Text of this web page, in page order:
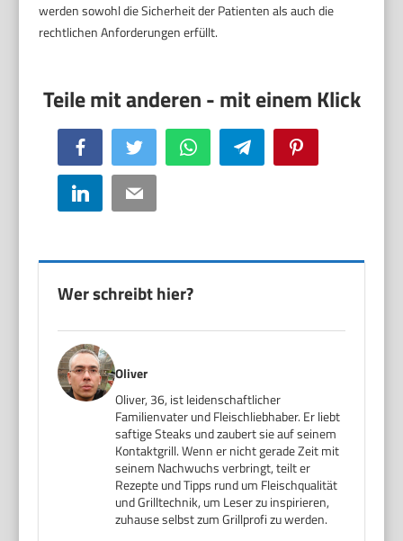
werden sowohl die Sicherheit der Patienten als auch die
rechtlichen Anforderungen erfüllt.
Facebook Twitter WhatsApp Telegram
LinkedIn Email
Wer schreibt hier?
Oliver
Oliver, 36, ist leidenschaftlicher
Familienvater und Fleischliebhaber. Er liebt
saftige Steaks und zaubert sie auf seinem
Kontaktgrill. Wenn er nicht gerade Zeit mit
seinem Nachwuchs verbringt, teilt er
Rezepte und Tipps rund um Fleischqualität
und Grilltechnik, um Leser zu inspirieren,
zuhause selbst zum Grillprofi zu werden.